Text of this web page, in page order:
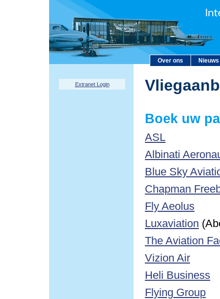
Over ons Nieuws
Extranet Login
Boek uw
ASL
Albinati
Blue Sky
Chapman
Fly Aeolus
Luxaviation
The Aviation
Vizion Air
Heli Business
Flying Group